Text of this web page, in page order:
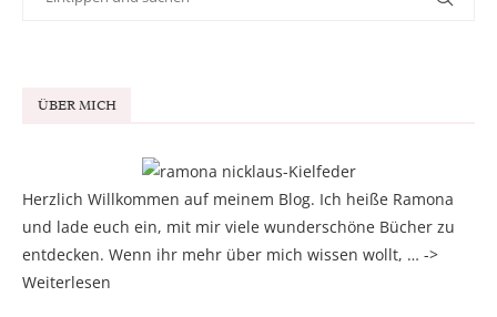
ÜBER MICH
Herzlich Willkommen auf meinem Blog. Ich heiße Ramona
und lade euch ein, mit mir viele wunderschöne Bücher zu
entdecken. Wenn ihr mehr über mich wissen wollt, … ->
Weiterlesen